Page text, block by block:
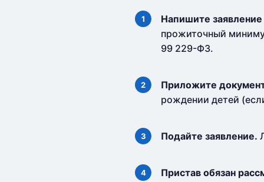
Напишите заявление
прожиточный
99 229-ФЗ.
Приложите
рождении детей
Подайте заявление.
Пристав обязан